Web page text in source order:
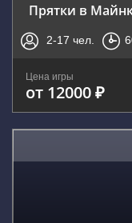
Прятки в
2-17 чел.
Цена игры
от 12000 ₽